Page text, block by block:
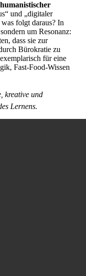
und „digitaler
folgt daraus? In
um Resonanz:
dass sie zur
Bürokratie zu
für eine
Fast-Food-Wissen
kreative und
Lernens.